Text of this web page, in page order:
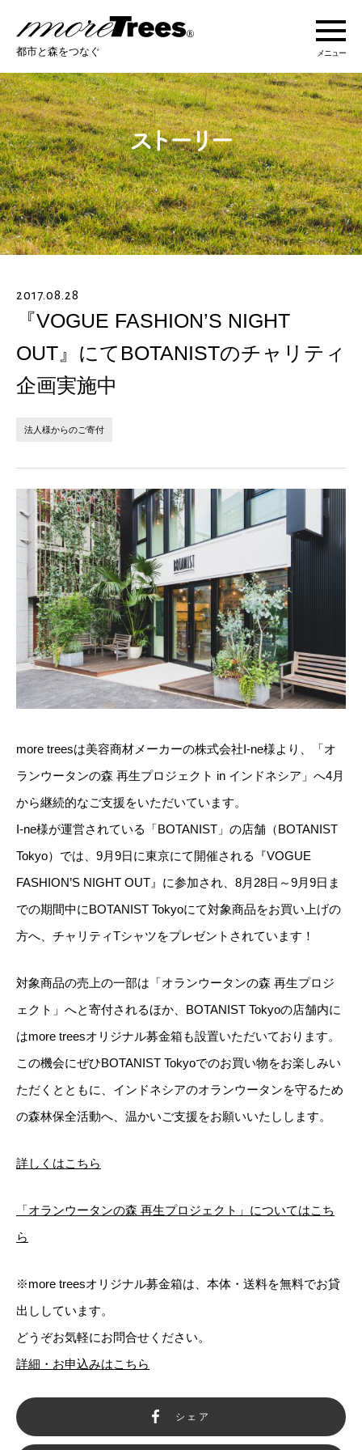
more trees
都市と森をつなぐ メニュー
more treesについて
活動紹介
活動地域
ストーリー
あなたにできること
法人の方へ
JP EN
2017.08.28
『VOGUE FASHION’S NIGHT
OUT』にてBOTANISTのチャリティ
企画実施中
法人様からのご寄付
more treesは美容商材メーカーの株式会社I-ne様より、「オ
ランウータンの森 再生プロジェクト in インドネシア」へ4月
から継続的なご支援をいただいています。
I-ne様が運営されている「BOTANIST」の店舗（BOTANIST
Tokyo）では、9月9日に東京にて開催される『VOGUE
FASHION’S NIGHT OUT』に参加され、8月28日～9月9日ま
での期間中にBOTANIST Tokyoにて対象商品をお買い上げの
方へ、チャリティTシャツをプレゼントされています！
対象商品の売上の一部は「オランウータンの森 再生プロジ
ェクト」へと寄付されるほか、BOTANIST Tokyoの店舗内に
はmore treesオリジナル募金箱も設置いただいております。
この機会にぜひBOTANIST Tokyoでのお買い物をお楽しみい
ただくとともに、インドネシアのオランウータンを守るため
の森林保全活動へ、温かいご支援をお願いいたしします。
詳しくはこちら
「オランウータンの森 再生プロジェクト」についてはこち
ら
※more treesオリジナル募金箱は、本体・送料を無料でお貸
出ししています。
どうぞお気軽にお問合せください。
詳細・お申込みはこちら
シェア